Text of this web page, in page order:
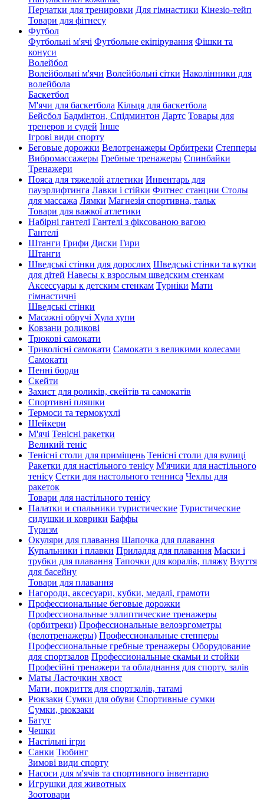
Перчатки для тренировки Для гімнастики Кінезіо-тейп
Товари для фітнесу
Футбол
Футбольні м'ячі Футбольне екіпірування Фішки та
конуси
Волейбол
Волейбольні м'ячи Волейбольні сітки Наколінники для
волейбола
Баскетбол
М'ячи для баскетбола Кільця для баскетбола
Бейсбол Бадмінтон, Спідминтон Дартс Товары для
тренеров и судей Інше
Ігрові види спорту
Беговые дорожки Велотренажеры Орбитреки Степперы
Вибромассажеры Гребные тренажеры Спинбайки
Тренажери
Пояса для тяжелой атлетики Инвентарь для
пауэрлифтинга Лавки і стійки Фитнес станции Столы
для массажа Лямки Магнезія спортивна, тальк
Товари для важкої атлетики
Набірні гантелі Гантелі з фіксованою вагою
Гантелі
Штанги Грифи Диски Гири
Штанги
Шведські стінки для дорослих Шведські стінки та кутки
для дітей Навесы к взрослым шведским стенкам
Аксессуары к детским стенкам Турніки Мати
гімнастичні
Шведські стінки
Масажні обручі Хула хупи
Ковзани роликові
Трюкові самокати
Триколісні самокати Самокати з великими колесами
Cамокати
Пенні борди
Скейти
Захист для роликів, скейтів та самокатів
Спортивні пляшки
Термоси та термокухлі
Шейкери
М'ячі Тенісні ракетки
Великий теніс
Тенісні столи для приміщень Тенісні столи для вулиці
Ракетки для настільного тенісу М'ячики для настільного
тенісу Сетки для настольного тенниса Чехлы для
ракеток
Товари для настільного тенісу
Палатки и спальники туристические Туристические
сидушки и коврики Баффы
Туризм
Окуляри для плавання Шапочка для плавання
Купальники і плавки Приладдя для плавання Маски і
трубки для плавання Тапочки для коралів, пляжу Взуття
для басейну
Товари для плавання
Нагороди, аксесуари, кубки, медалі, грамоти
Профессиональные беговые дорожки
Профессиональные эллиптические тренажеры
(орбитреки) Профессиональные велоэргометры
(велотренажеры) Профессиональные cтепперы
Профессиональные гребные тренажеры Оборудование
для спортзалов Профессиональные скамьи и стойки
Професійні тренажери та обладнання для спорту. залів
Маты Ласточкин хвост
Мати, покриття для спортзалів, татамі
Рюкзаки Сумки для обуви Спортивные сумки
Сумки, рюкзаки
Батут
Чешки
Настільні ігри
Санки Тюбинг
Зимові види спорту
Насоси для м'ячів та спортивного інвентарю
Игрушки для животных
Зоотовари